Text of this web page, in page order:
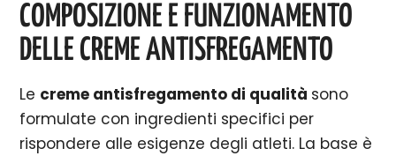
COMPOSIZIONE E FUNZIONAMENTO
DELLE CREME ANTISFREGAMENTO
Le creme antisfregamento di qualità sono
formulate con ingredienti specifici per
rispondere alle esigenze degli atleti. La base è